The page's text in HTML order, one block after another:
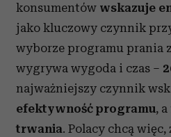
konsumentów wskazuje
jako kluczowy czynnik
wyborze programu prania
wygrywa wygoda i czas –
najważniejszy czynnik
efektywność programu, a
trwania. Polacy chcą